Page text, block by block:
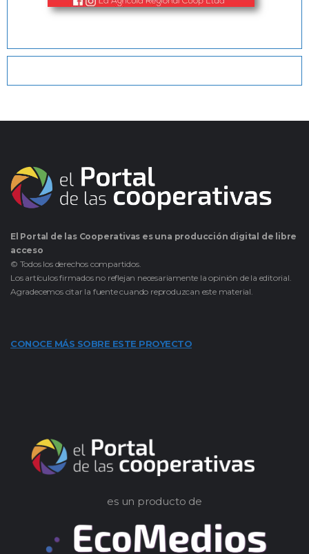
El Portal de las Cooperativas es una producción digital de libre
acceso
© Todos los derechos compartidos.
Los artículos firmados no reflejan necesariamente la opinión de la editorial.
Agradecemos citar la fuente cuando reproduzcan este material.
CONOCE MÁS SOBRE ESTE PROYECTO
es un producto de